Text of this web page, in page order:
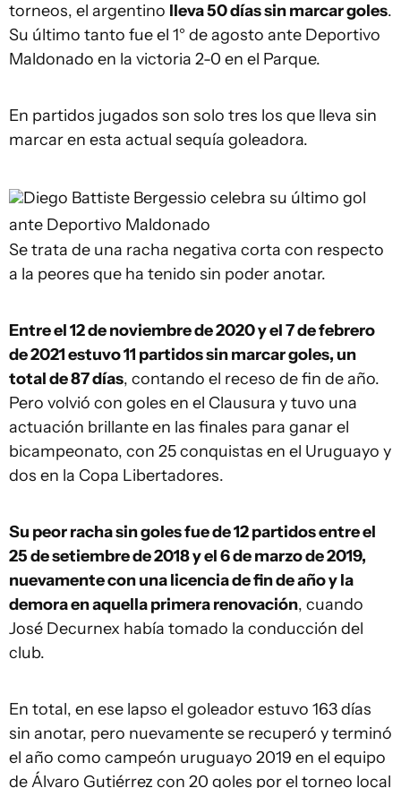
torneos, el argentino lleva 50 días sin marcar goles.
Su último tanto fue el 1° de agosto ante Deportivo
Maldonado en la victoria 2-0 en el Parque.
En partidos jugados son solo tres los que lleva sin
marcar en esta actual sequía goleadora.
Diego Battiste Bergessio celebra su último gol
ante Deportivo Maldonado
Se trata de una racha negativa corta con respecto
a la peores que ha tenido sin poder anotar.
Entre el 12 de noviembre de 2020 y el 7 de febrero
de 2021 estuvo 11 partidos sin marcar goles, un
total de 87 días, contando el receso de fin de año.
Pero volvió con goles en el Clausura y tuvo una
actuación brillante en las finales para ganar el
bicampeonato, con 25 conquistas en el Uruguayo y
dos en la Copa Libertadores.
Su peor racha sin goles fue de 12 partidos entre el
25 de setiembre de 2018 y el 6 de marzo de 2019,
nuevamente con una licencia de fin de año y la
demora en aquella primera renovación, cuando
José Decurnex había tomado la conducción del
club.
En total, en ese lapso el goleador estuvo 163 días
sin anotar, pero nuevamente se recuperó y terminó
el año como campeón uruguayo 2019 en el equipo
de Álvaro Gutiérrez con 20 goles por el torneo local